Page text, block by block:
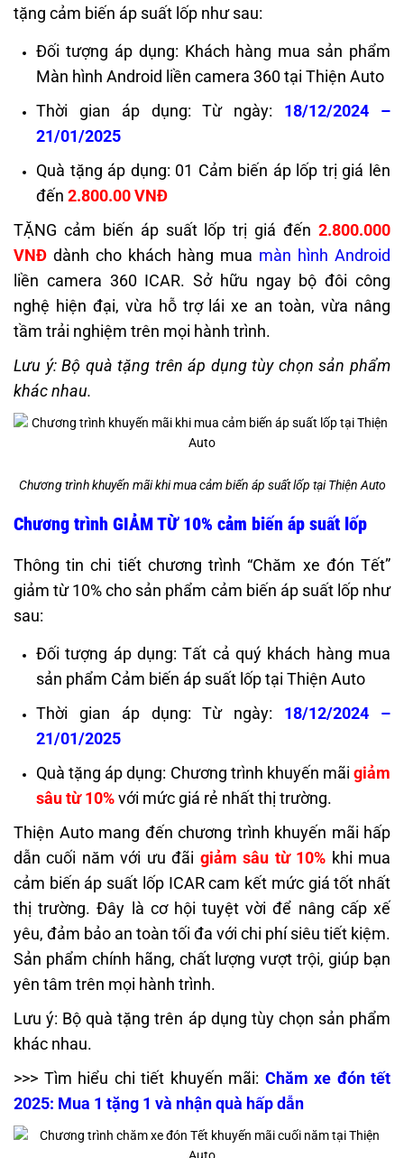
tặng cảm biến áp suất lốp như sau:
Đối tượng áp dụng: Khách hàng mua sản phẩm
Màn hình Android liền camera 360 tại Thiện Auto
Thời gian áp dụng: Từ ngày: 18/12/2024 –
21/01/2025
Quà tặng áp dụng: 01 Cảm biến áp lốp trị giá lên
đến 2.800.00 VNĐ
TẶNG cảm biến áp suất lốp trị giá đến 2.800.000
VNĐ dành cho khách hàng mua màn hình Android
liền camera 360 ICAR. Sở hữu ngay bộ đôi công
nghệ hiện đại, vừa hỗ trợ lái xe an toàn, vừa nâng
tầm trải nghiệm trên mọi hành trình.
Lưu ý: Bộ quà tặng trên áp dụng tùy chọn sản phẩm
khác nhau.
Chương trình khuyến mãi khi mua cảm biến áp suất lốp tại Thiện Auto
Chương trình GIẢM TỪ 10% cảm biến áp suất lốp
Thông tin chi tiết chương trình “Chăm xe đón Tết”
giảm từ 10% cho sản phẩm cảm biến áp suất lốp như
sau:
Đối tượng áp dụng:Tất cả quý khách hàng mua
sản phẩm Cảm biến áp suất lốp tại Thiện Auto
Thời gian áp dụng: Từ ngày: 18/12/2024 –
21/01/2025
Quà tặng áp dụng: Chương trình khuyến mãi giảm
sâu từ 10%với mức giá rẻ nhất thị trường.
Thiện Auto mang đến chương trình khuyến mãi hấp
dẫn cuối năm với ưu đãi giảm sâu từ 10% khi mua
cảm biến áp suất lốp ICAR cam kết mức giá tốt nhất
thị trường. Đây là cơ hội tuyệt vời để nâng cấp xế
yêu, đảm bảo an toàn tối đa với chi phí siêu tiết kiệm.
Sản phẩm chính hãng, chất lượng vượt trội, giúp bạn
yên tâm trên mọi hành trình.
Lưu ý: Bộ quà tặng trên áp dụng tùy chọn sản phẩm
khác nhau.
>>> Tìm hiểu chi tiết khuyến mãi: Chăm xe đón tết
2025: Mua 1 tặng 1 và nhận quà hấp dẫn